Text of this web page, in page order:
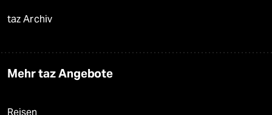
taz Archiv
Mehr taz Angebote
Reisen